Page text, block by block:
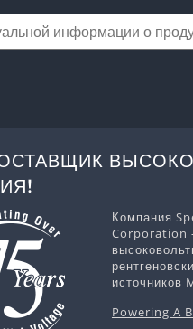
Компания
Corporation
источников
Powering A